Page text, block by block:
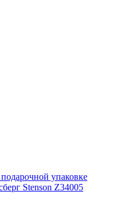
упаковке
Stenson Z34005